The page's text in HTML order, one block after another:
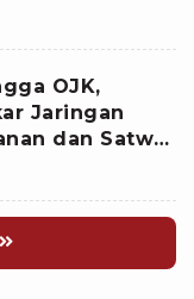
OJK,
Jaringan
dan Satwa